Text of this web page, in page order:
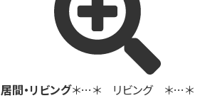
居間・リビング＊…＊ リビング ＊…＊